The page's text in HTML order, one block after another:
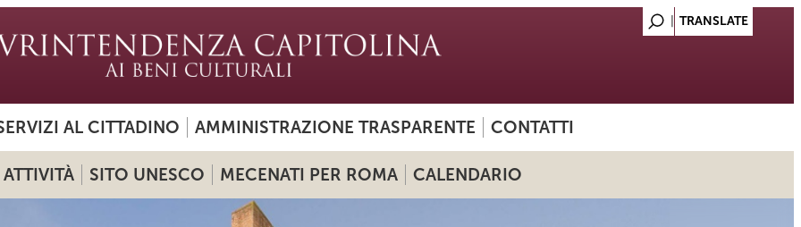
AL CITTADINO AMMINISTRAZIONE TRASPARENTE CONTATTI
ATTIVITÀ SITO UNESCO MECENATI PER ROMA CALENDARIO